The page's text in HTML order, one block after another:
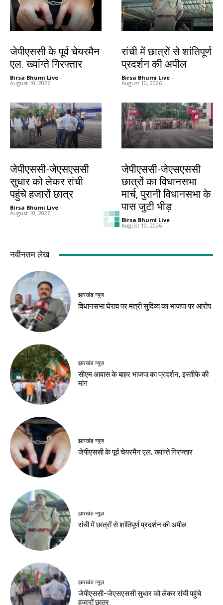
जेपीएससी के पूर्व चेयरमैन
एल. ख्यांग्ते गिरफ्तार
Birsa Bhumi Live -
August 10, 2026
रांची में छात्रों से शांतिपूर्ण
प्रदर्शन की अपील
Birsa Bhumi Live -
August 10, 2026
जेपीएससी-जेएसएससी
सुधार को लेकर रांची
पहुंचे हजारों छात्र
Birsa Bhumi Live -
August 10, 2026
जेपीएससी-जेएसएससी
छात्रों का विधानसभा
मार्च, पुरानी विधानसभा के
पास जुटी भीड़
Birsa Bhumi Live -
August 10, 2026
देश-विदेश
राजस्थान में भारी बारिश
का दौर शुरू, सात जिलों
Birsa Bhumi Live
August 10, 2026
कौशल्या का त्याग, राम के
हेल्थ
लौंग से बनाएं फेस पैक,
त्वचा में आएगी चमक
Birsa Bhumi Live -
August 10, 2026
नवीनतम लेख